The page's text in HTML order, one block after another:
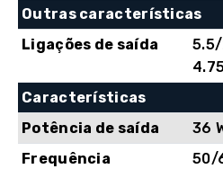
Outras características
Ligações de saída
5.5/
Características
Potência de saída
36
Frequência
50/